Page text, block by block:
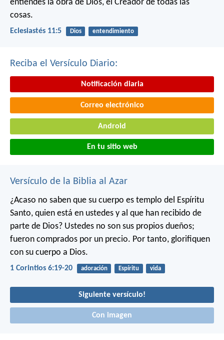
entiendes la obra de Dios, el Creador de todas las
cosas.
Eclesiastés 11:5 Dios entendimiento
Reciba el Versículo Diario:
Notificación diaria
Correo electrónico
Android
En tu sitio web
Versículo de la Biblia al Azar
¿Acaso no saben que su cuerpo es templo del Espíritu
Santo, quien está en ustedes y al que han recibido de
parte de Dios? Ustedes no son sus propios dueños;
fueron comprados por un precio. Por tanto, glorifiquen
con su cuerpo a Dios.
1 Corintios 6:19-20 adoración Espíritu vida
Siguiente versículo!
Con imagen